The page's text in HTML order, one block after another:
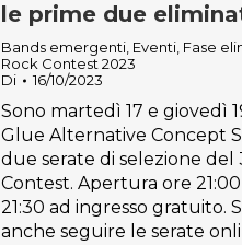
le prime due
Bands emergenti Eventi Fase
Rock Contest 2023
Di
16/10/2023
Sono martedì 17 e giovedì
Glue Alternative Concept
due serate di selezione del
Contest. Apertura ore
21:30 ad ingresso gratuito.
anche seguire le serate